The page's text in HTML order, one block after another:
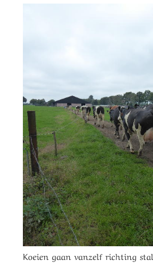
Koeien gaan vanzelf richting stal